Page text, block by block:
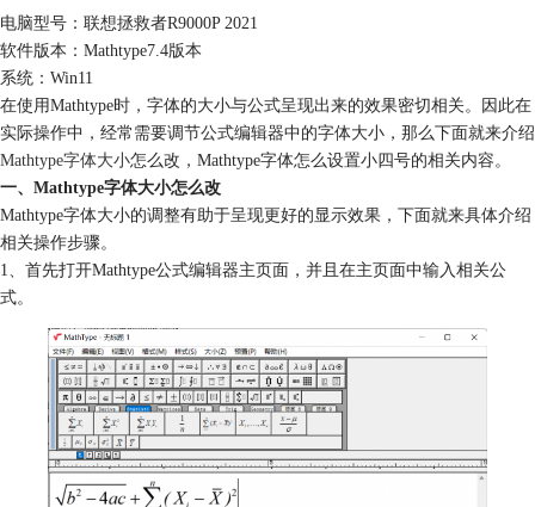
电脑型号：联想拯救者R9000P 2021
软件版本：Mathtype7.4版本
系统：Win11
在使用Mathtype时，字体的大小与公式呈现出来的效果密切相关。因此在
实际操作中，经常需要调节公式编辑器中的字体大小，那么下面就来介绍
Mathtype字体大小怎么改，Mathtype字体怎么设置小四号的相关内容。
一、Mathtype字体大小怎么改
Mathtype字体大小的调整有助于呈现更好的显示效果，下面就来具体介绍
相关操作步骤。
1、首先打开Mathtype公式编辑器主页面，并且在主页面中输入相关公
式。